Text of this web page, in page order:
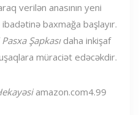
verilən anasının yeni
baxmağa başlayır.
Şapkasıdaha inkişaf
müraciət edəcəkdir.
amazon.com4.99